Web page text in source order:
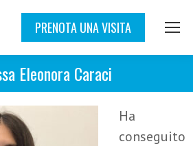
PRENOTA UNA VISITA
Eleonora Caraci
Ha
conseguito